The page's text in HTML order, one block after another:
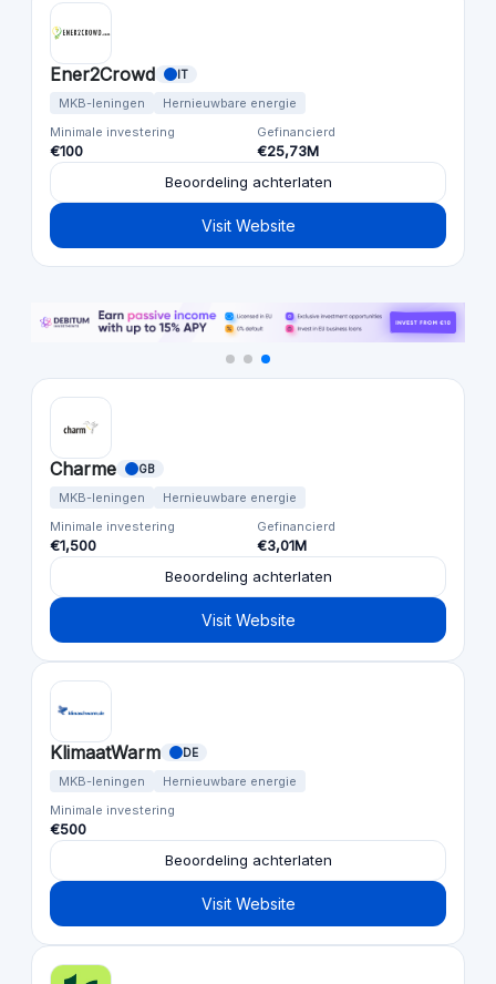
Ener2Crowd IT
MKB-leningen
Hernieuwbare energie
Minimale investering
€100
Gefinancierd
€25,73M
Beoordeling achterlaten
Visit Website
Charme GB
MKB-leningen
Hernieuwbare energie
Minimale investering
€1,500
Gefinancierd
€3,01M
Beoordeling achterlaten
Visit Website
KlimaatWarm DE
MKB-leningen
Hernieuwbare energie
Minimale investering
€500
Beoordeling achterlaten
Visit Website